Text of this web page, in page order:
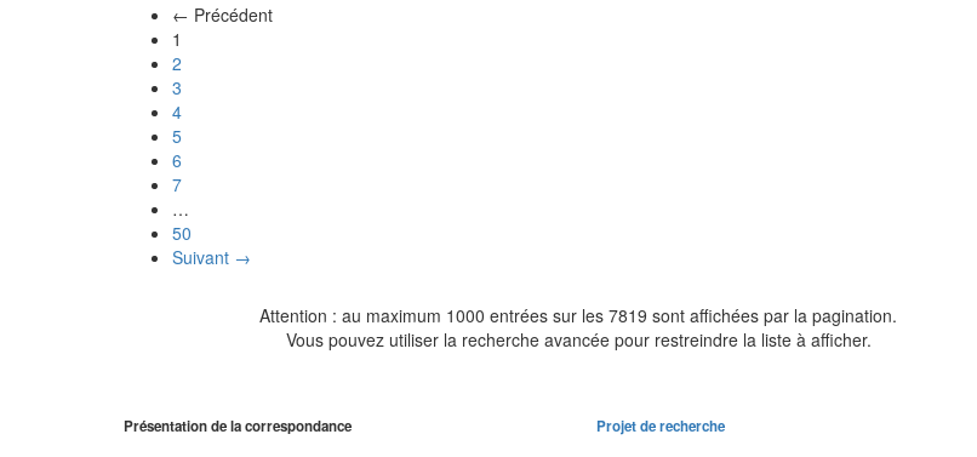
← Précédent
1
2
3
4
5
6
7
…
50
Suivant →
Attention : au maximum 1000 entrées sur les 7819 sont affichées par la pagination.
Vous pouvez utiliser la recherche avancée pour restreindre la liste à afficher.
Présentation de la correspondance Projet de recherche